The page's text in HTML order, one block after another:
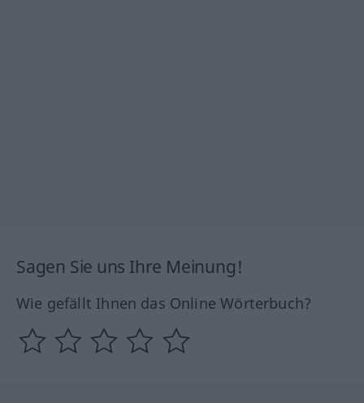
Sagen Sie uns Ihre Meinung!
Wie gefällt Ihnen das Online Wörterbuch?